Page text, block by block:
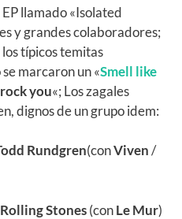
llamado «Isolated
y grandes colaboradores;
típicos temitas
marcaron un «Smell like
you«; Los zagales
dignos de un grupo idem:
Rundgren(conViven/
Stones(conLe Mur)